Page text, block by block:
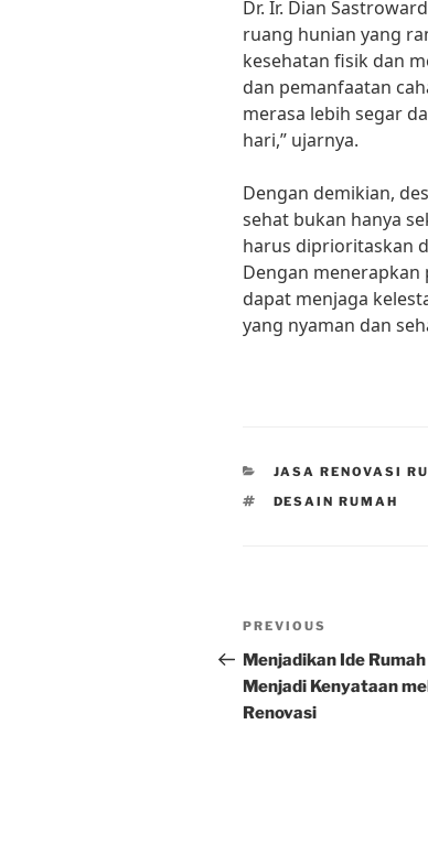
Dr. Ir. Dian
ruang hunian yang
kesehatan fisik dan
dan pemanfaatan
merasa lebih segar
hari,” ujarnya.
Dengan demikian,
sehat bukan hanya
harus diprioritaskan
Dengan
dapat menjaga
yang nyaman dan
CATEGORIES
JASA RENOVASI
TAGS
DESAIN RUMAH
Post
navigation
Previous
Post
PREVIOUS
Menjadikan Ide
Menjadi Kenyataan
Renovasi